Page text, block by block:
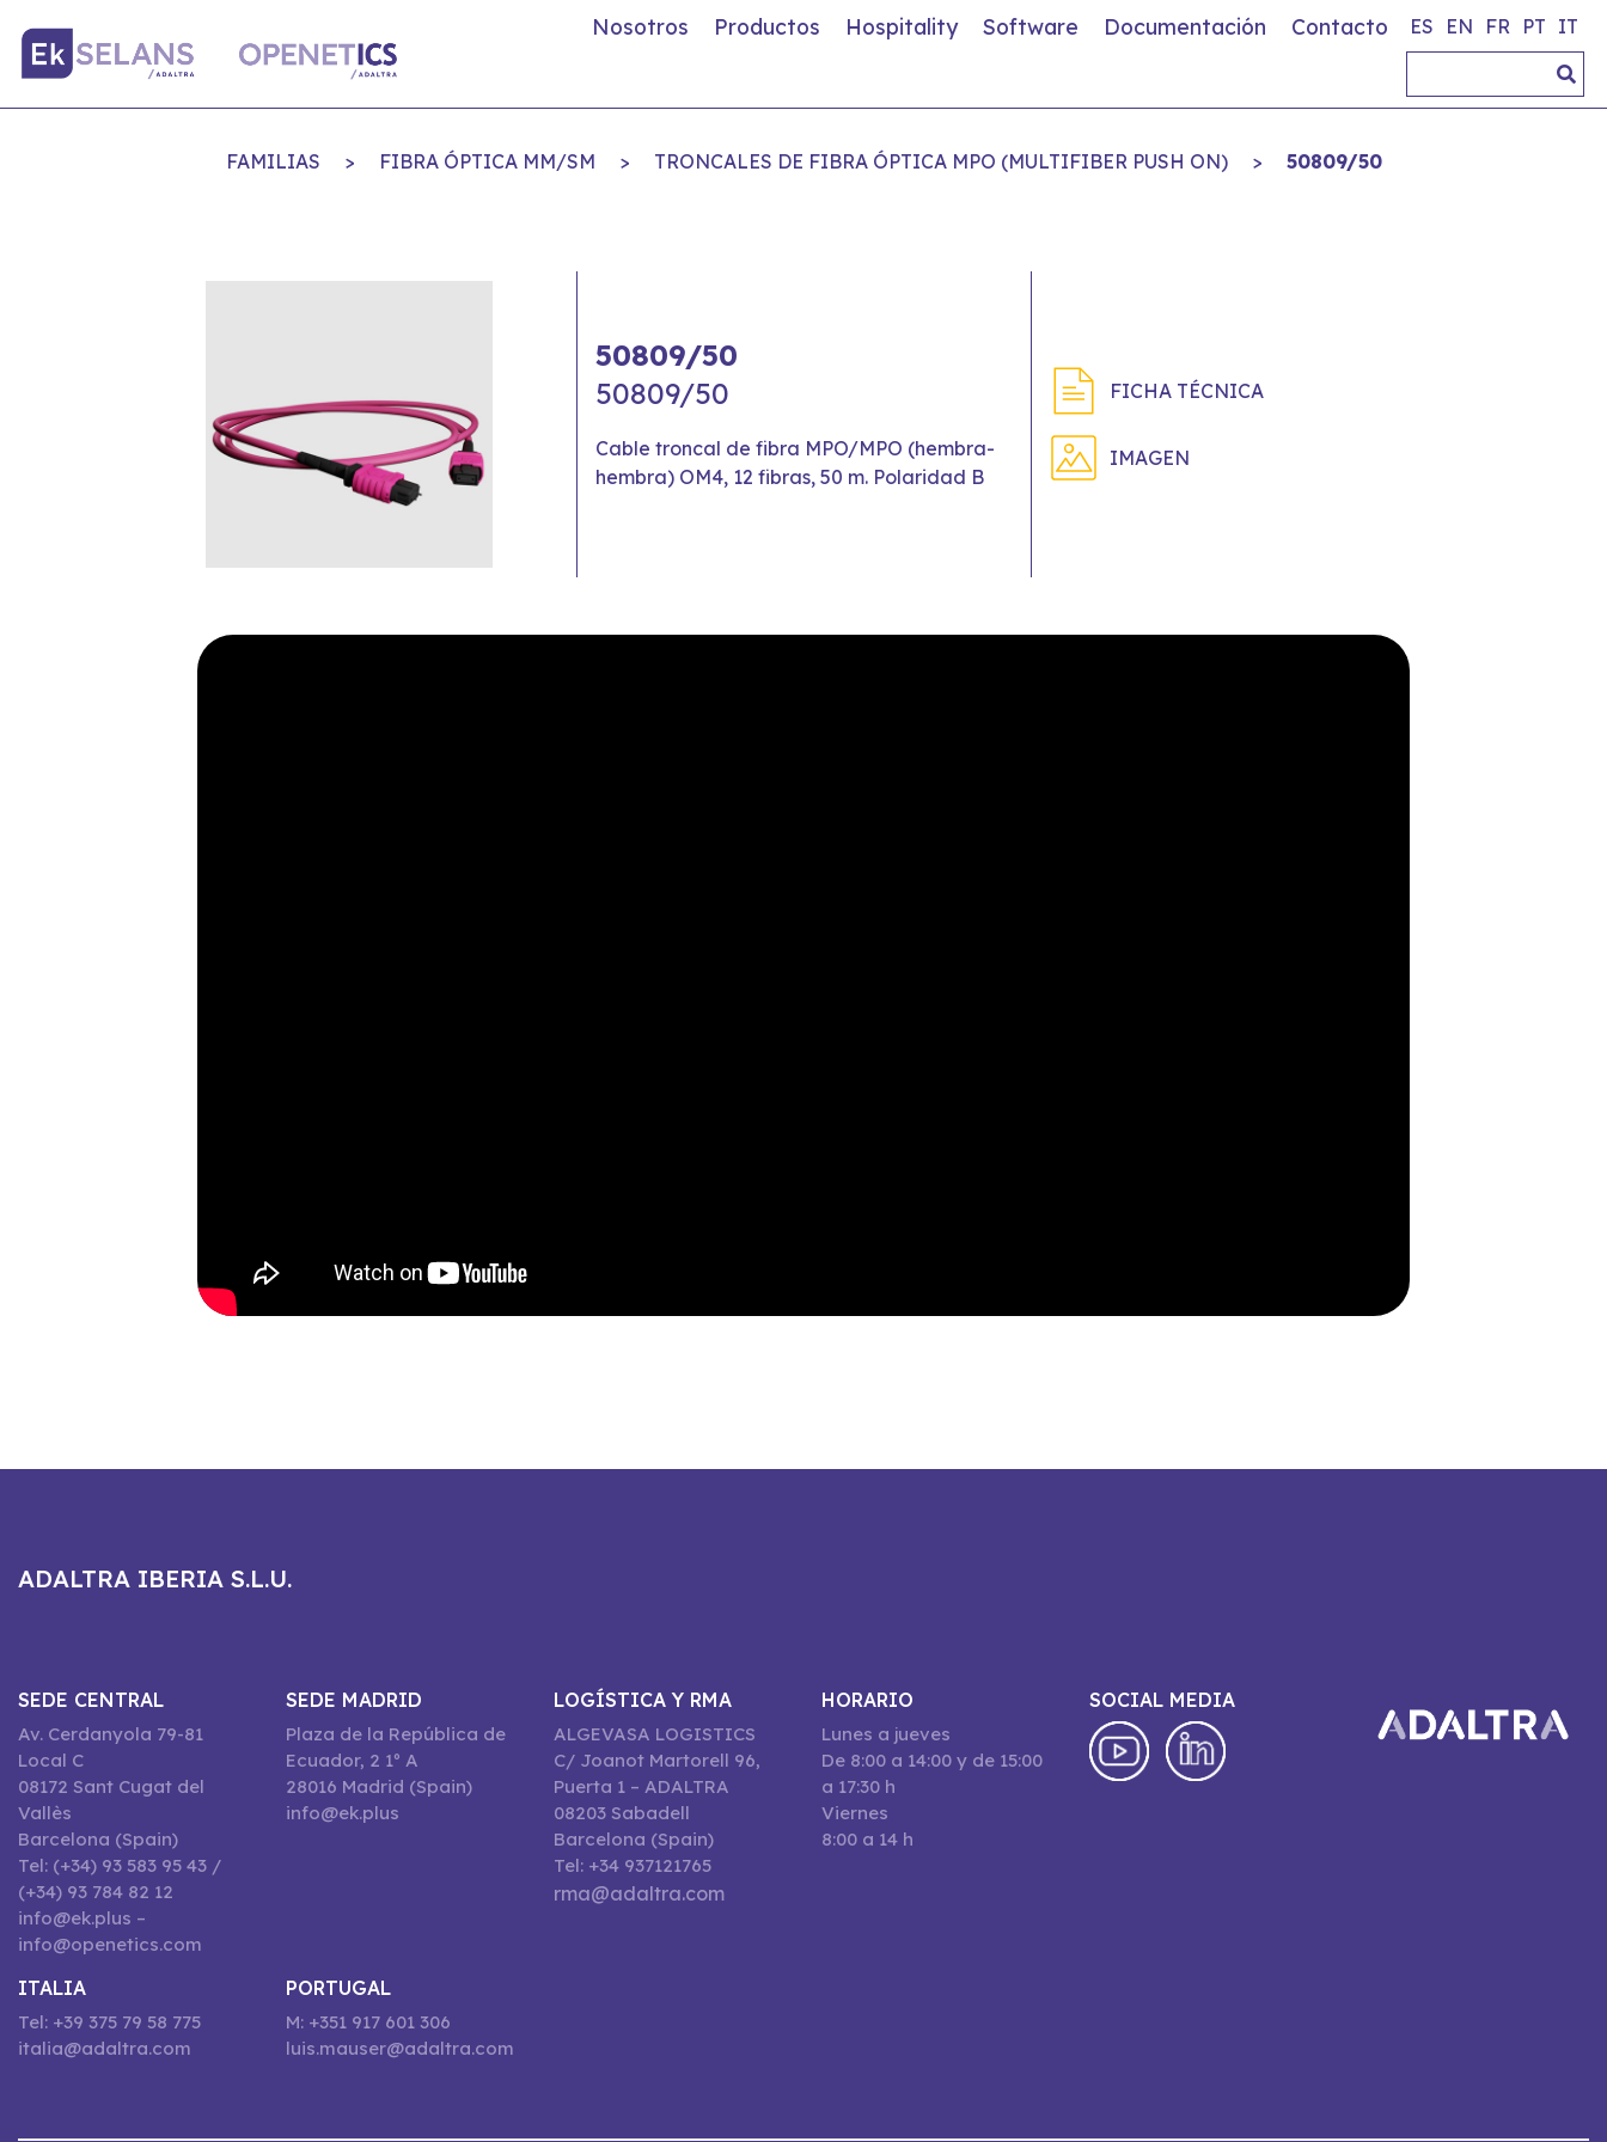
Nosotros Productos Hospitality Software Documentación Contacto ES EN FR PT IT
FAMILIAS > FIBRA ÓPTICA MM/SM > TRONCALES DE FIBRA ÓPTICA MPO (MULTIFIBER PUSH ON) > 50809/50
50809/50
50809/50
Cable troncal de fibra MPO/MPO (hembra-
hembra) OM4, 12 fibras, 50 m. Polaridad B
FICHA TÉCNICA
IMAGEN
ADALTRA IBERIA S.L.U.
SEDE CENTRAL
Av. Cerdanyola 79-81
Local C
08172 Sant Cugat del
Vallès
Barcelona (Spain)
Tel: (+34) 93 583 95 43 /
(+34) 93 784 82 12
info@ek.plus –
info@openetics.com
SEDE MADRID
Plaza de la República de
Ecuador, 2 1º A
28016 Madrid (Spain)
info@ek.plus
LOGÍSTICA Y RMA
ALGEVASA LOGISTICS
C/ Joanot Martorell 96,
Puerta 1 – ADALTRA
08203 Sabadell
Barcelona (Spain)
Tel: +34 937121765
rma@adaltra.com
HORARIO
Lunes a jueves
De 8:00 a 14:00 y de 15:00
a 17:30 h
Viernes
8:00 a 14 h
SOCIAL MEDIA
ITALIA
Tel: +39 375 79 58 775
italia@adaltra.com
PORTUGAL
M: +351 917 601 306
luis.mauser@adaltra.com